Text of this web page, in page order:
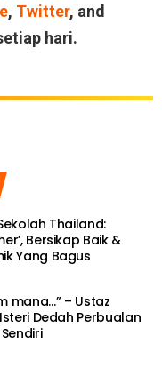
, Twitter, and
hari.
Thailand:
Bersikap Baik &
Yang Bagus
mana…” – Ustaz
Dedah Perbualan